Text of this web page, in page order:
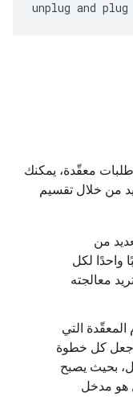
طلبات معقّدة، يمكنك
من خلال تقسيم
من
واحدًا لكل
معالجته
المعقّدة التي
كل خطوة
بحيث يصبح
هو مدخل